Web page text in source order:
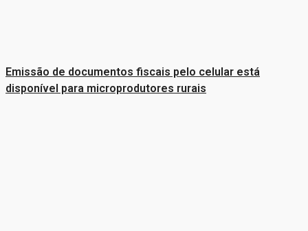
Emissão de documentos fiscais pelo celular está
disponível para microprodutores rurais